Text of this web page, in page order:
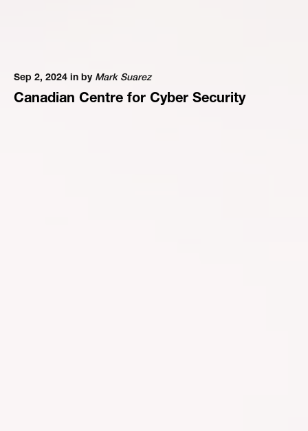
Sep 2, 2024 in by Mark Suarez
Canadian Centre for Cyber Security